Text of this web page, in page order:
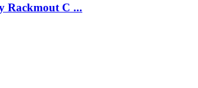
Rackmout C ...